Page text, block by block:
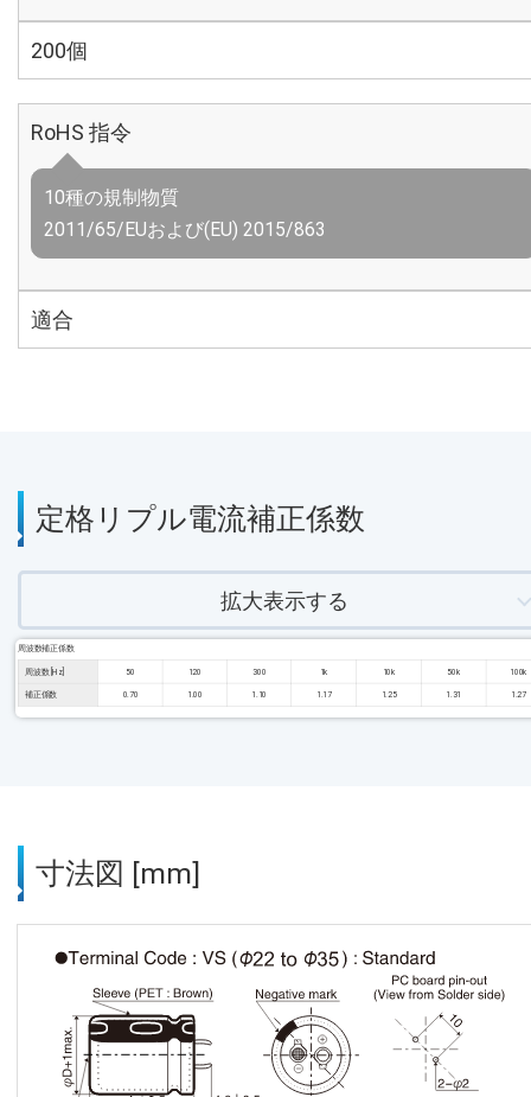
200個
RoHS 指令
10種の規制物質
2011/65/EUおよび(EU) 2015/863
適合
定格リプル電流補正係数
拡大表示する
周波数補正係数
周波数 [Hz] 50 120 300 1k 10k 50k 100k
補正係数 0.70 1.00 1.10 1.17 1.25 1.31 1.27
寸法図 [mm]